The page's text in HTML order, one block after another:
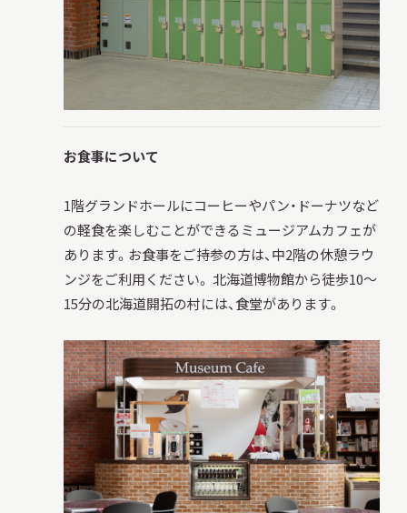
サ
イ
ト
内
検
サイトマップ 入札・公開情報 プライバシーポリシー
X 公式アカウント YouTube公式チャンネル
お食事について
1階グランドホールにコーヒーやパン・ドーナツなど
の軽食を楽しむことができるミュージアムカフェが
あります。お食事をご持参の方は、中2階の休憩ラウ
ンジをご利用ください。 北海道博物館から徒歩10～
15分の北海道開拓の村には、食堂があります。